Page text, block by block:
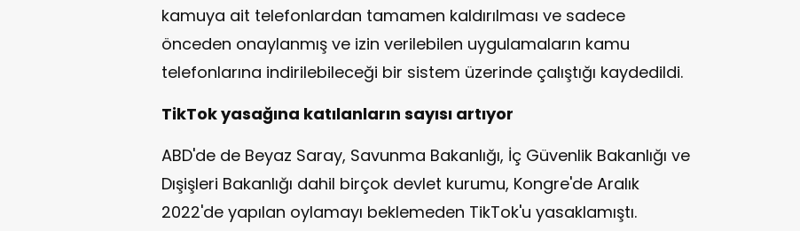
kamuya ait telefonlardan tamamen kaldırılması ve sadece
önceden onaylanmış ve izin verilebilen uygulamaların kamu
telefonlarına indirilebileceği bir sistem üzerinde çalıştığı kaydedildi.
TikTok yasağına katılanların sayısı artıyor
ABD'de de Beyaz Saray, Savunma Bakanlığı, İç Güvenlik Bakanlığı ve
Dışişleri Bakanlığı dahil birçok devlet kurumu, Kongre'de Aralık
2022'de yapılan oylamayı beklemeden TikTok'u yasaklamıştı.